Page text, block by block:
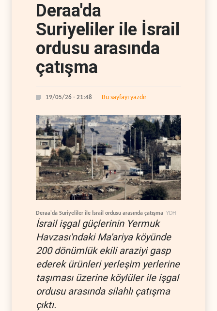
Deraa'da
Suriyeliler ile İsrail
ordusu arasında
çatışma
19/05/26 - 21:48 Bu sayfayı yazdır
Deraa'da Suriyeliler ile İsrail ordusu arasında çatışma YDH
İsrail işgal güçlerinin Yermuk
Havzası'ndaki Ma'ariya köyünde
200 dönümlük ekili araziyi gasp
ederek ürünleri yerleşim yerlerine
taşıması üzerine köylüler ile işgal
ordusu arasında silahlı çatışma
çıktı.